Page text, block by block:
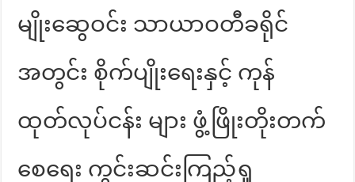
မျိုးဆွေဝင်း သာယာဝတီခရိုင်
အတွင်း စိုက်ပျိုးရေးနှင့် ကုန်
ထုတ်လုပ်ငန်း များ ဖွံ့ဖြိုးတိုးတက်
စေရေး ကွင်းဆင်းကြည့်ရှု